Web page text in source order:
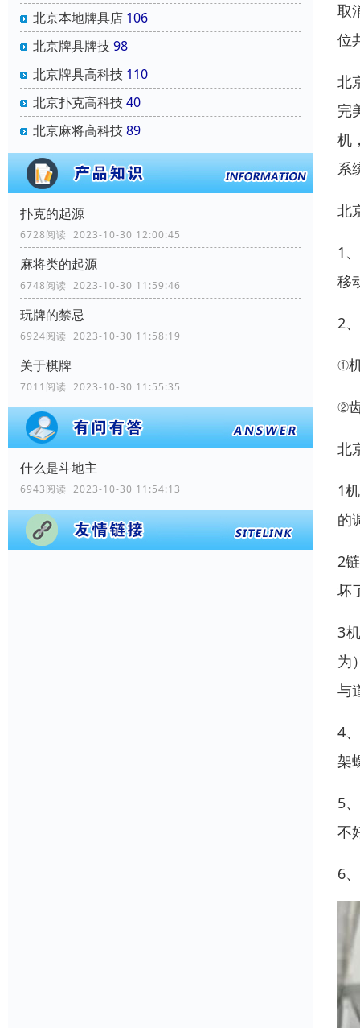
北京本地牌具店 106
北京牌具牌技98
北京牌具高科技 110
北京扑克高科技40
北京麻将高科技89
扑克的起源
6728阅读 2023-10-30 12:00:45
麻将类的起源
6748阅读 2023-10-30 11:59:46
玩牌的禁忌
6924阅读 2023-10-30 11:58:19
关于棋牌
7011阅读 2023-10-30 11:55:35
什么是斗地主
6943阅读 2023-10-30 11:54:13
取
位
北
完
机
系
北
1
移
2
①
②
北
1
的
2
坏
3
为
与
4
架
5
不
6